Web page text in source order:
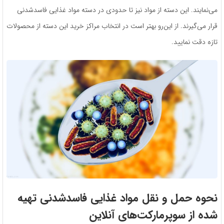
می‌نمایند. این دسته از مواد نیز تا حدودی در دسته مواد غذایی فاسدشدنی
قرار می‌گیرند. از این‌رو بهتر است در انتخاب مراکز خرید این دسته از محصولات
تازه دقت نمایید.
نحوه حمل و نقل مواد غذایی فاسدشدنی تهیه
شده از سوپرمارکت‌های آنلاین